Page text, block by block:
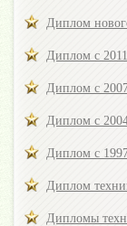
Диплом
Диплом с
Диплом с
Диплом с
Диплом с
Диплом
Дипломы